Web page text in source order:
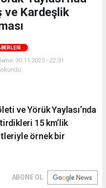
ve Kardeşlik
30.11.2025 - 22:31
ve Yörük Yaylası’nda
15 km’lik
örnek bir
ABONE OL